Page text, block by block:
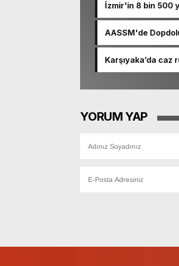
İzmir'in 8 bin 500
AASSM'de
Karşıyaka’da caz
YORUM YAP